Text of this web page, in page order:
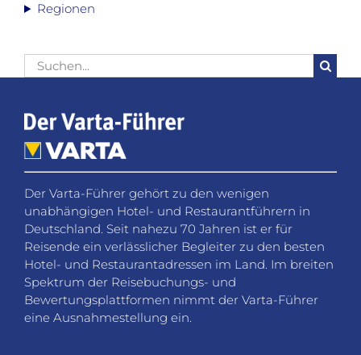
Regionen
Suche
nach:
Der Varta-Führer gehört zu den wenigen
unabhängigen Hotel- und Restaurantführern in
Deutschland. Seit nahezu 70 Jahren ist er für
Reisende ein verlässlicher Begleiter zu den besten
Hotel- und Restaurantadressen im Land. Im breiten
Spektrum der Reisebuchungs- und
Bewertungsplattformen nimmt der Varta-Führer
eine Ausnahmestellung ein.